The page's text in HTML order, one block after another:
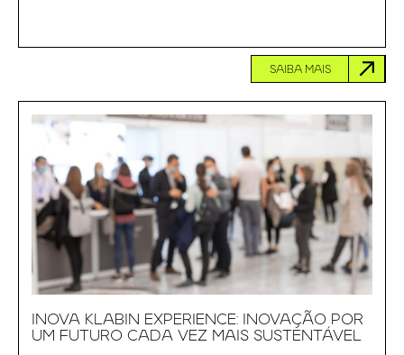
SAIBA MAIS
INOVA KLABIN EXPERIENCE: INOVAÇÃO POR
UM FUTURO CADA VEZ MAIS SUSTENTÁVEL